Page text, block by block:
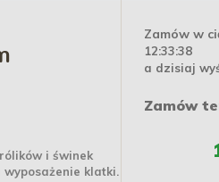
i świnek
klatki.
Zamów w
12:33:38
a dzisiaj
Zamów